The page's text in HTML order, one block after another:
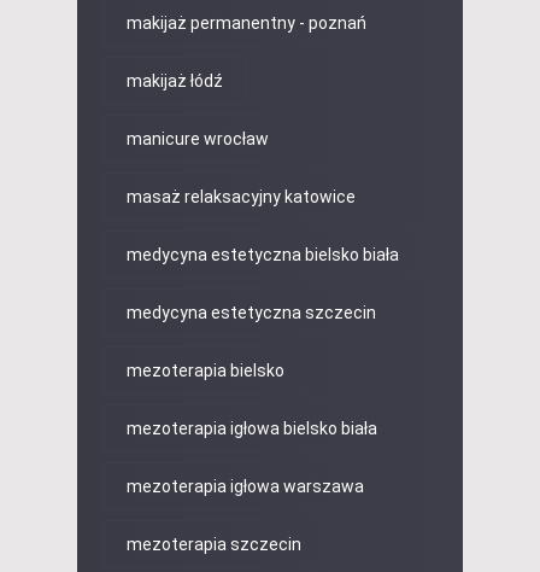
makijaż permanentny - poznań
makijaż łódź
manicure wrocław
masaż relaksacyjny katowice
medycyna estetyczna bielsko biała
medycyna estetyczna szczecin
mezoterapia bielsko
mezoterapia igłowa bielsko biała
mezoterapia igłowa warszawa
mezoterapia szczecin